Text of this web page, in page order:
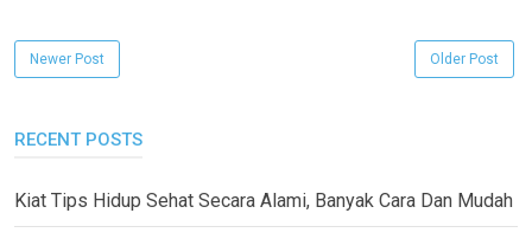
Newer Post Older Post
RECENT POSTS
Kiat Tips Hidup Sehat Secara Alami, Banyak Cara Dan Mudah